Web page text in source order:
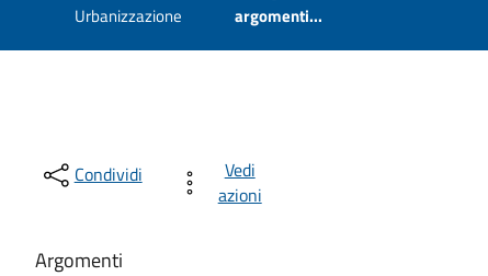
Urbanizzazione
argomenti...
Condividi
Vedi
azioni
Argomenti